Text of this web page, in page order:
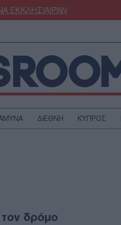
ΕΚΚΛΗΣΙΑΙΡΑΝ
ΔΙΕΘΝΗ ΚΥΠΡΟΣ
τον δρόμο